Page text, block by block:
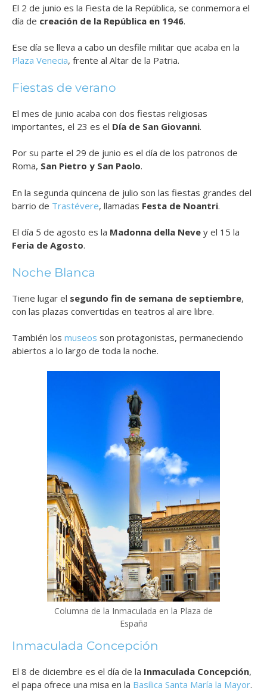
El 2 de junio es la Fiesta de la República, se conmemora el
día de creación de la República en 1946.
Ese día se lleva a cabo un desfile militar que acaba en la
Plaza Venecia, frente al Altar de la Patria.
Fiestas de verano
El mes de junio acaba con dos fiestas religiosas
importantes, el 23 es el Día de San Giovanni.
Por su parte el 29 de junio es el día de los patronos de
Roma, San Pietro y San Paolo.
En la segunda quincena de julio son las fiestas grandes del
barrio de Trastévere, llamadas Festa de Noantri.
El día 5 de agosto es la Madonna della Neve y el 15 la
Feria de Agosto.
Noche Blanca
Tiene lugar el segundo fin de semana de septiembre,
con las plazas convertidas en teatros al aire libre.
También los museos son protagonistas, permaneciendo
abiertos a lo largo de toda la noche.
Columna de la Inmaculada en la Plaza de
España
Inmaculada Concepción
El 8 de diciembre es el día de la Inmaculada Concepción,
el papa ofrece una misa en la Basílica Santa María la Mayor.